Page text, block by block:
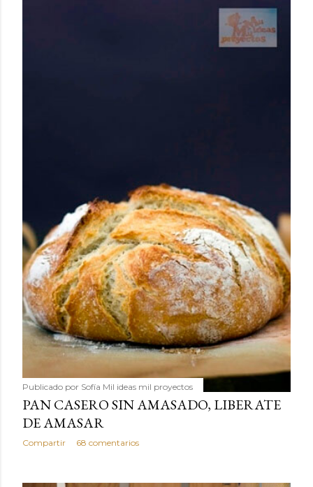
Publicado por Sofía Mil ideas mil proyectos
PAN CASERO SIN AMASADO, LIBERATE
DE AMASAR
Compartir 68 comentarios